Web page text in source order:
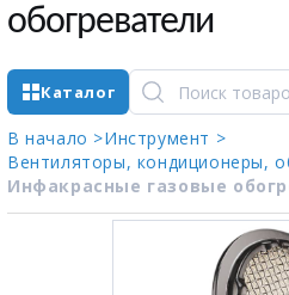
обогреватели
Каталог
В начало >Инструмент >
Вентиляторы, кондиционеры,
Инфакрасные газовые